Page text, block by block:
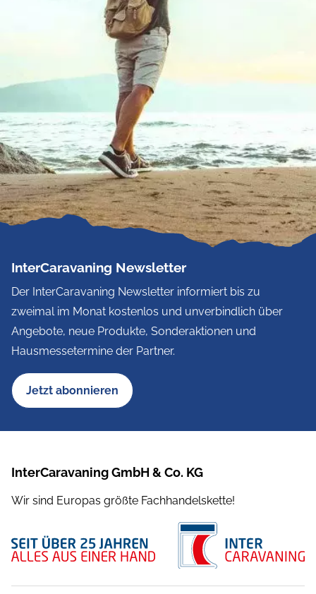
InterCaravaning Newsletter
Der InterCaravaning Newsletter informiert bis zu
zweimal im Monat kostenlos und unverbindlich über
Angebote, neue Produkte, Sonderaktionen und
Hausmessetermine der Partner.
Jetzt abonnieren
InterCaravaning GmbH & Co. KG
Wir sind Europas größte Fachhandelskette!